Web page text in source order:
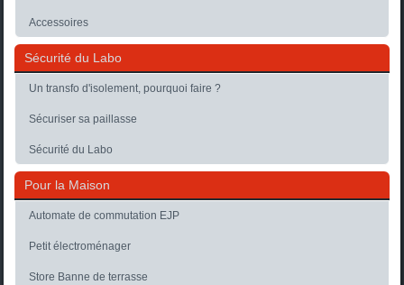
Accessoires
Sécurité du Labo
Un transfo d'isolement, pourquoi faire ?
Sécuriser sa paillasse
Sécurité du Labo
Pour la Maison
Automate de commutation EJP
Petit électroménager
Store Banne de terrasse